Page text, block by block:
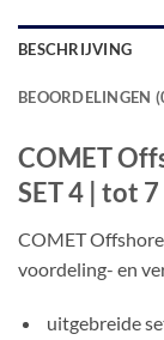
BESCHRIJVING
BEOORDELINGEN
COMET
SET 4 | tot
COMET
voordeling- en
uitgebreide